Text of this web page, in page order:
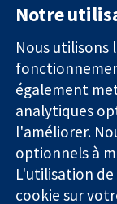
Des données
probantes.
Des décisions
éclairées.
Une meilleure
santé.
Notre
Nous utilisons
également
analytiques
l'améliorer.
optionnels à
L'utilisation
cookie sur